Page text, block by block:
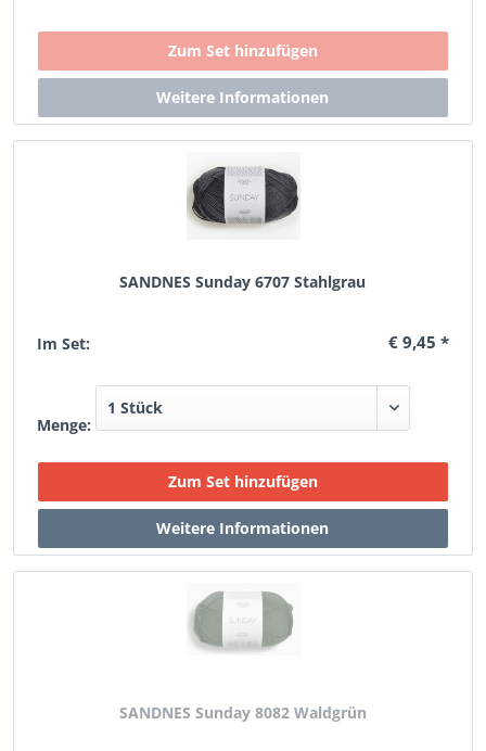
SANDNES Sunday 6707 Stahlgrau
Im Set: € 9,45 *
Menge:
SANDNES Sunday 8082 Waldgrün